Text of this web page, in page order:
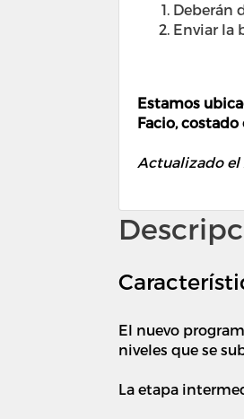
Deberán
Enviar la
Estamos
Facio,
Actualizado el
El nuevo
niveles que se
La etapa